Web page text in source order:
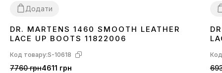
Додати
36 373840 424344 45
DR. MARTENS 1460 SMOOTH LEATHER
LACE UP BOOTS 11822006
Код товару:S-10618
7760 грн4611 грн